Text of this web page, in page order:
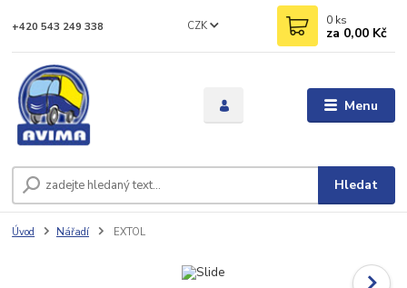
Menu
CZK
Hledat
+420 543 249 338 0 ks
za 0,00 Kč
Úvod Nářadí EXTOL